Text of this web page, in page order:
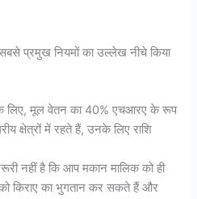
प्रमुख नियमों का उल्लेख नीचे किया
के लिए, मूल वेतन का 40% एचआरए के रूप
क्षेत्रों में रहते हैं, उनके लिए राशि
नहीं है कि आप मकान मालिक को ही
को किराए का भुगतान कर सकते हैं और